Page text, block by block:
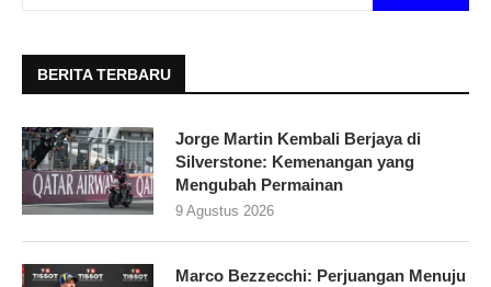
BERITA TERBARU
Jorge Martin Kembali Berjaya di
Silverstone: Kemenangan yang
Mengubah Permainan
9 Agustus 2026
Marco Bezzecchi: Perjuangan Menuju